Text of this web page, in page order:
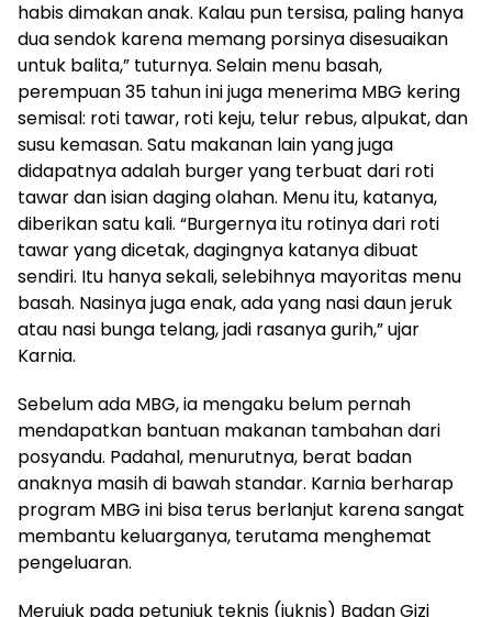
habis dimakan anak. Kalau pun tersisa, paling hanya
dua sendok karena memang porsinya disesuaikan
untuk balita,” tuturnya. Selain menu basah,
perempuan 35 tahun ini juga menerima MBG kering
semisal: roti tawar, roti keju, telur rebus, alpukat, dan
susu kemasan. Satu makanan lain yang juga
didapatnya adalah burger yang terbuat dari roti
tawar dan isian daging olahan. Menu itu, katanya,
diberikan satu kali. “Burgernya itu rotinya dari roti
tawar yang dicetak, dagingnya katanya dibuat
sendiri. Itu hanya sekali, selebihnya mayoritas menu
basah. Nasinya juga enak, ada yang nasi daun jeruk
atau nasi bunga telang, jadi rasanya gurih,” ujar
Karnia.
Sebelum ada MBG, ia mengaku belum pernah
mendapatkan bantuan makanan tambahan dari
posyandu. Padahal, menurutnya, berat badan
anaknya masih di bawah standar. Karnia berharap
program MBG ini bisa terus berlanjut karena sangat
membantu keluarganya, terutama menghemat
pengeluaran.
Merujuk pada petunjuk teknis (juknis) Badan Gizi